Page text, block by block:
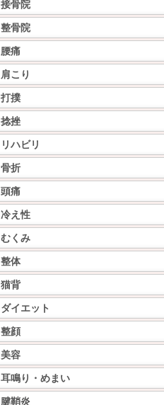
接骨院
整骨院
腰痛
肩こり
打撲
捻挫
リハビリ
骨折
頭痛
冷え性
むくみ
整体
猫背
ダイエット
整顔
美容
耳鳴り・めまい
腱鞘炎